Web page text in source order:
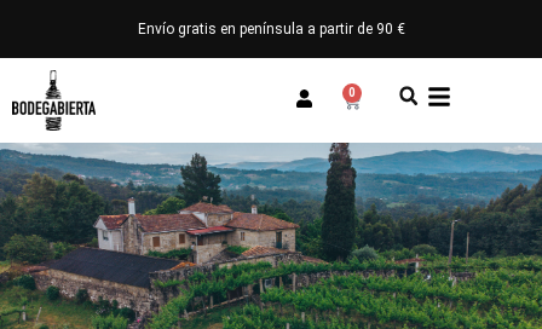
Envío gratis en península a partir de 90 €
0